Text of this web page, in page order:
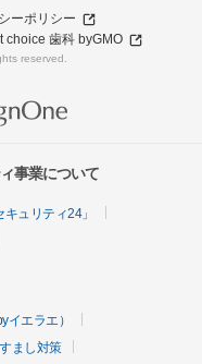
ーポリシー
choice 歯科 byGMO
reserved.
事業について
ュリティ24」
エラエ）
まし対策